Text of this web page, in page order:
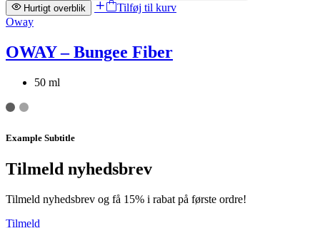
Hurtigt overblik
Tilføj til kurv
Oway
OWAY – Bungee Fiber
50 ml
Example Subtitle
Tilmeld nyhedsbrev
Tilmeld nyhedsbrev og få 15% i rabat på første ordre!
Tilmeld